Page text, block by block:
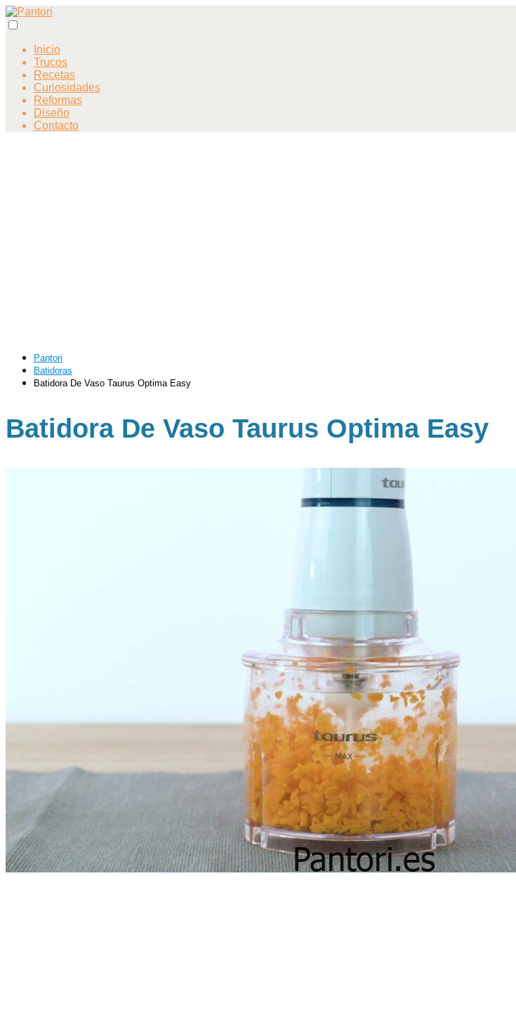
Inicio
Trucos
Recetas
Curiosidades
Reformas
Diseño
Contacto
Pantori
Batidoras
Batidora De Vaso Taurus Optima Easy
Batidora De Vaso Taurus Optima Easy